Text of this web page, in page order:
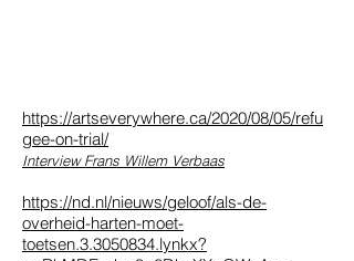
https://artseverywhere.ca/2020/08/05/refu
gee-on-trial/
Interview Frans Willem Verbaas
https://nd.nl/nieuws/geloof/als-de-
overheid-harten-moet-
toetsen.3.3050834.lynkx?